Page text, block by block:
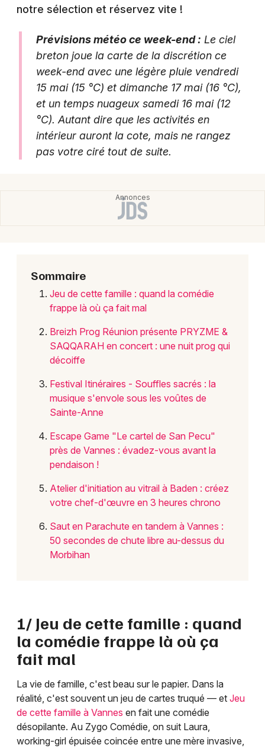
Artistes en tournée
Actus à Vannes
Magazine à Vannes
Choisir mes départements
Je m'abonne
notre sélection et réservez vite !
Prévisions météo ce week-end : Le ciel
breton joue la carte de la discrétion ce
week-end avec une légère pluie vendredi
15 mai (15 °C) et dimanche 17 mai (16 °C),
et un temps nuageux samedi 16 mai (12
°C). Autant dire que les activités en
intérieur auront la cote, mais ne rangez
pas votre ciré tout de suite.
Sommaire
Jeu de cette famille : quand la comédie
frappe là où ça fait mal
Breizh Prog Réunion présente PRYZME &
SAQQARAH en concert : une nuit prog qui
décoiffe
Festival Itinéraires - Souffles sacrés : la
musique s'envole sous les voûtes de
Sainte-Anne
Escape Game "Le cartel de San Pecu"
près de Vannes : évadez-vous avant la
pendaison !
Atelier d'initiation au vitrail à Baden : créez
votre chef-d'œuvre en 3 heures chrono
Saut en Parachute en tandem à Vannes :
50 secondes de chute libre au-dessus du
Morbihan
1/ Jeu de cette famille : quand
la comédie frappe là où ça
fait mal
La vie de famille, c'est beau sur le papier. Dans la
réalité, c'est souvent un jeu de cartes truqué — et Jeu
de cette famille à Vannes en fait une comédie
désopilante. Au Zygo Comédie, on suit Laura,
working-girl épuisée coincée entre une mère invasive,